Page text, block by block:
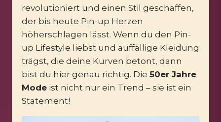
revolutioniert und einen Stil geschaffen,
der bis heute Pin-up Herzen
höherschlagen lässt. Wenn du den Pin-
up Lifestyle liebst und auffällige Kleidung
trägst, die deine Kurven betont, dann
bist du hier genau richtig. Die 50er Jahre
Mode ist nicht nur ein Trend – sie ist ein
Statement!